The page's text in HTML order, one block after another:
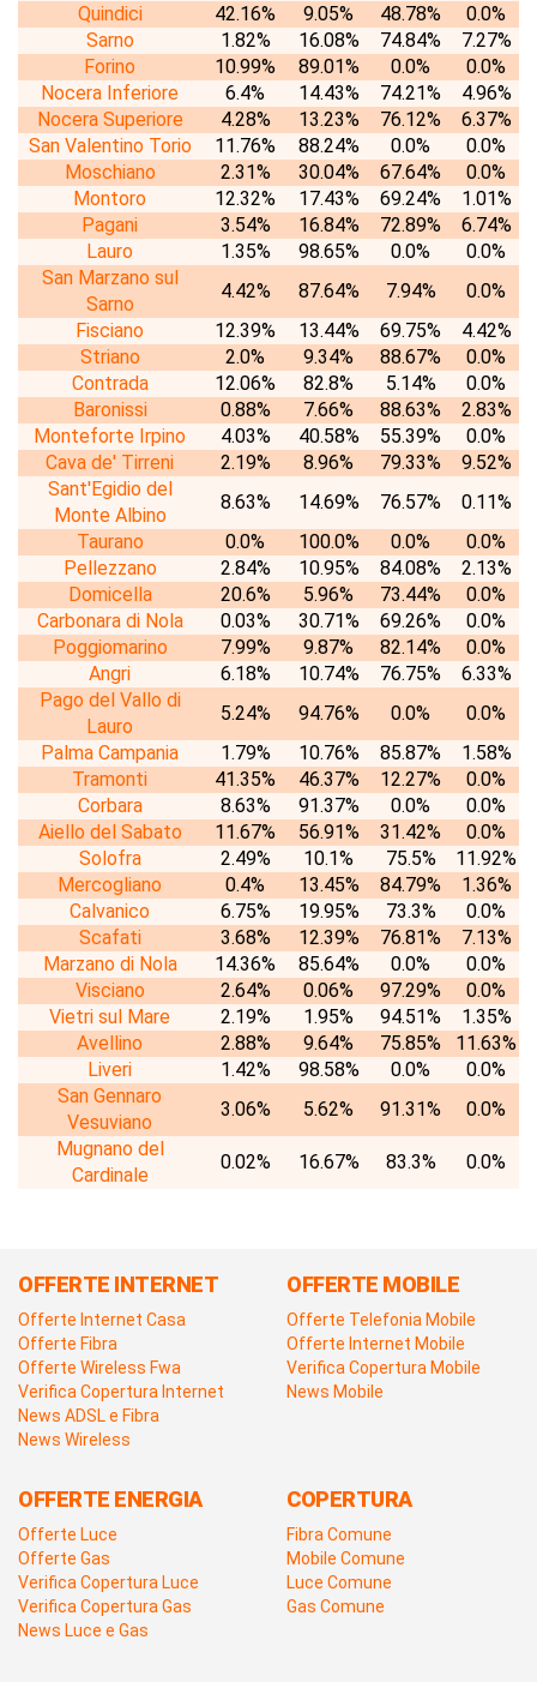
Quindici
42.16% 9.05% 48.78%
0.0%
Sarno
1.82% 16.08% 74.84%
7.27%
Forino
10.99% 89.01% 0.0%
0.0%
Nocera Inferiore
6.4% 14.43% 74.21%
4.96%
Nocera Superiore
4.28% 13.23% 76.12%
6.37%
San Valentino Torio
11.76% 88.24% 0.0%
0.0%
Moschiano
2.31% 30.04% 67.64%
0.0%
Montoro
12.32% 17.43% 69.24%
1.01%
Pagani
3.54% 16.84% 72.89%
6.74%
Lauro
1.35% 98.65% 0.0%
0.0%
San Marzano sul
Sarno
4.42% 87.64% 7.94%
0.0%
Fisciano
12.39% 13.44% 69.75%
4.42%
Striano
2.0% 9.34% 88.67%
0.0%
Contrada
12.06% 82.8% 5.14%
0.0%
Baronissi
0.88% 7.66% 88.63%
2.83%
Monteforte Irpino
4.03% 40.58% 55.39%
0.0%
Cava de' Tirreni
2.19% 8.96% 79.33%
9.52%
Sant'Egidio del
Monte Albino
8.63% 14.69% 76.57%
0.11%
Taurano
0.0% 100.0% 0.0%
0.0%
Pellezzano
2.84% 10.95% 84.08%
2.13%
Domicella
20.6% 5.96% 73.44%
0.0%
Carbonara di Nola
0.03% 30.71% 69.26%
0.0%
Poggiomarino
7.99% 9.87% 82.14%
0.0%
Angri
6.18% 10.74% 76.75%
6.33%
Pago del Vallo di
Lauro
5.24% 94.76% 0.0%
0.0%
Palma Campania
1.79% 10.76% 85.87%
1.58%
Tramonti
41.35% 46.37% 12.27%
0.0%
Corbara
8.63% 91.37% 0.0%
0.0%
Aiello del Sabato
11.67% 56.91% 31.42%
0.0%
Solofra
2.49% 10.1% 75.5%
11.92%
Mercogliano
0.4% 13.45% 84.79%
1.36%
Calvanico
6.75% 19.95% 73.3%
0.0%
Scafati
3.68% 12.39% 76.81%
7.13%
Marzano di Nola
14.36% 85.64% 0.0%
0.0%
Visciano
2.64% 0.06% 97.29%
0.0%
Vietri sul Mare
2.19% 1.95% 94.51%
1.35%
Avellino
2.88% 9.64% 75.85%
11.63%
Liveri
1.42% 98.58% 0.0%
0.0%
San Gennaro
Vesuviano
3.06% 5.62% 91.31%
0.0%
Mugnano del
Cardinale
0.02% 16.67% 83.3% 0.0%
OFFERTE INTERNET
Offerte Internet Casa
Offerte Fibra
Offerte Wireless Fwa
Verifica Copertura Internet
News ADSL e Fibra
News Wireless
OFFERTE MOBILE
Offerte Telefonia Mobile
Offerte Internet Mobile
Verifica Copertura Mobile
News Mobile
OFFERTE ENERGIA
Offerte Luce
Offerte Gas
Verifica Copertura Luce
Verifica Copertura Gas
News Luce e Gas
COPERTURA
Fibra Comune
Mobile Comune
Luce Comune
Gas Comune